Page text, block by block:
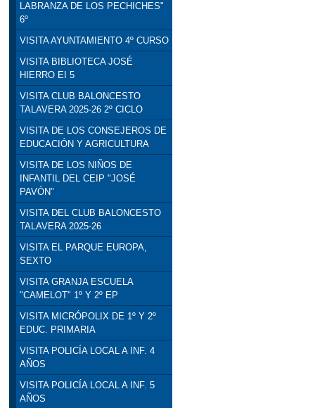
LABRANZA DE LOS PECHICHES"
6º
VISITA AYUNTAMIENTO 4º CURSO
VISITA BIBLIOTECA JOSÉ
HIERRO EI 5
VISITA CLUB BALONCESTO
TALAVERA 2025-26 2º CICLO
VISITA DE LOS CONSEJEROS DE
EDUCACIÓN Y AGRICULTURA
VISITA DE LOS NIÑOS DE
INFANTIL DEL CEIP "JOSÉ
PAVÓN"
VISITA DEL CLUB BALONCESTO
TALAVERA 2025-26
VISITA EL PARQUE EUROPA,
SEXTO
VISITA GRANJA ESCUELA
"CAMELOT" 1º Y 2º EP
VISITA MICRÓPOLIX DE 1º Y 2º
EDUC. PRIMARIA
VISITA POLICÍA LOCAL A INF. 4
AÑOS
VISITA POLICÍA LOCAL A INF. 5
AÑOS